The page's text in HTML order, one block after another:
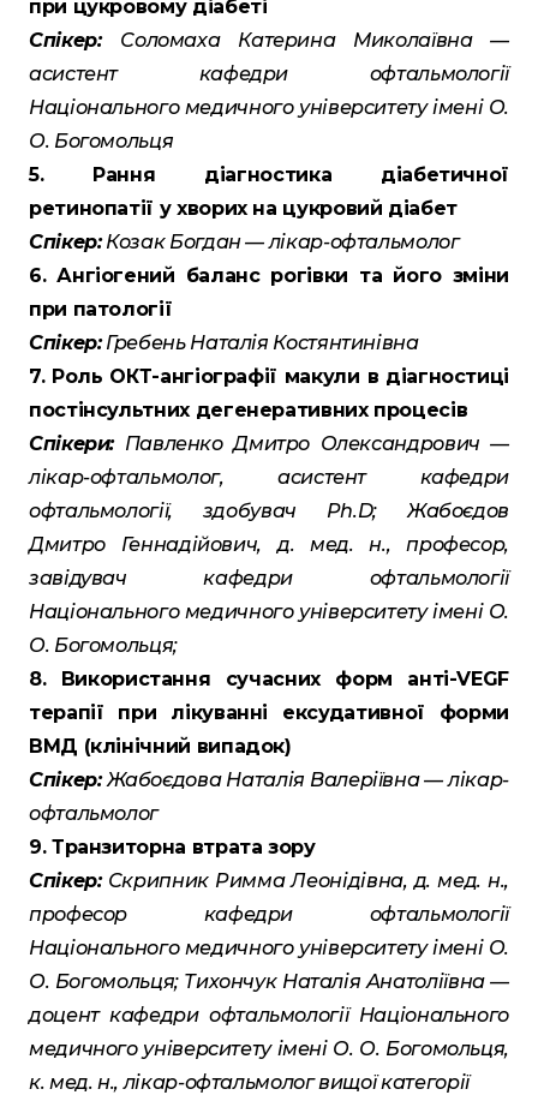
при цукровому діабеті
Спікер: Соломаха Катерина Миколаївна —
асистент кафедри офтальмології
Національного медичного університету імені О.
О. Богомольця
5. Рання діагностика діабетичної
ретинопатії у хворих на цукровий діабет
Спікер:Козак Богдан — лікар-офтальмолог
6. Ангіогений баланс рогівки та його зміни
при патології
Спікер:Гребень Наталія Костянтинівна
7. Роль ОКТ-ангіографії макули в діагностиці
постінсультних дегенеративних процесів
Спікери:Павленко Дмитро Олександрович —
лікар-офтальмолог, асистент кафедри
офтальмології, здобувач Ph.D; Жабоєдов
Дмитро Геннадійович, д. мед. н., професор,
завідувач кафедри офтальмології
Національного медичного університету імені О.
О. Богомольця;
8. Використання сучасних форм анті-VEGF
терапії при лікуванні ексудативної форми
ВМД (клінічний випадок)
Спікер:Жабоєдова Наталія Валеріївна — лікар-
офтальмолог
9. Транзиторна втрата зору
Спікер:Скрипник Римма Леонідівна, д. мед. н.,
професор кафедри офтальмології
Національного медичного університету імені О.
О. Богомольця; Тихончук Наталія Анатоліївна —
доцент кафедри офтальмології Національного
медичного університету імені О. О. Богомольця,
к. мед. н., лікар-офтальмолог вищої категорії